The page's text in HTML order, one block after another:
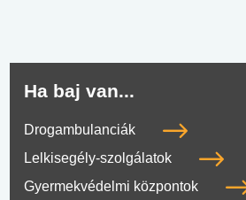
Ha baj van...
Drogambulanciák
Lelkisegély-szolgálatok
Gyermekvédelmi központok